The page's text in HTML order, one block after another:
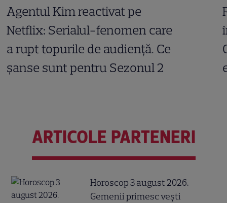
Agentul Kim reactivat pe
Netflix: Serialul-fenomen care
a rupt topurile de audiență. Ce
șanse sunt pentru Sezonul 2
ARTICOLE PARTENERI
Horoscop 3 august 2026.
Gemenii primesc vești